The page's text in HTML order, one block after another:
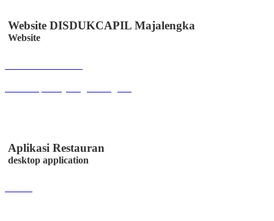
Website DISDUKCAPIL Majalengka
Website
Aplikasi Restauran
desktop application